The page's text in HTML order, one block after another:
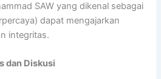
SAW yang dikenal sebagai
dapat mengajarkan
integritas.
dan Diskusi